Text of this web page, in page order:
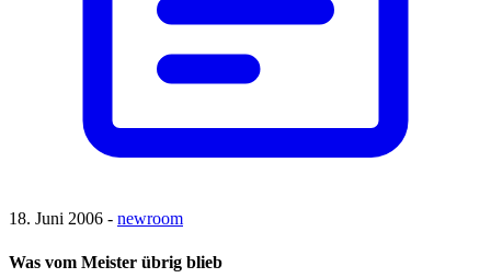
18. Juni 2006 - newroom
Was vom Meister übrig blieb